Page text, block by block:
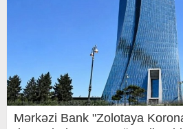
Mərkəzi Bank "Zolotaya